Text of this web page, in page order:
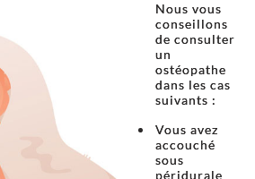
Nous vous
conseillons
de consulter
un
ostéopathe
dans les cas
suivants :
Vous avez
accouché
sous
péridurale